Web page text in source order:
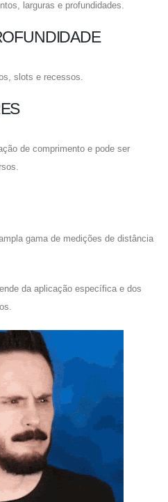
larguras e profundidades.
slots e recessos.
de comprimento e pode ser
gama de medições de distância
da aplicação específica e dos